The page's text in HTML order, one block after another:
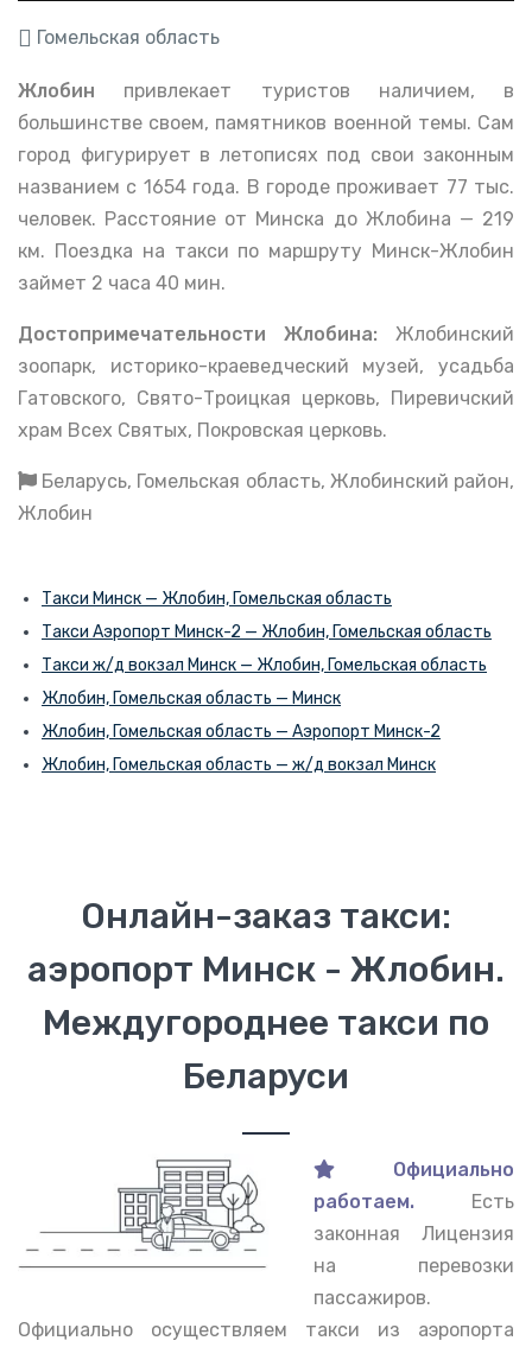
Гомельская область
Жлобин привлекает туристов наличием, в
большинстве своем, памятников военной темы. Сам
город фигурирует в летописях под свои законным
названием с 1654 года. В городе проживает 77 тыс.
человек. Расстояние от Минска до Жлобина — 219
км. Поездка на такси по маршруту Минск-Жлобин
займет 2 часа 40 мин.
Достопримечательности Жлобина: Жлобинский
зоопарк, историко-краеведческий музей, усадьба
Гатовского, Свято-Троицкая церковь, Пиревичский
храм Всех Святых, Покровская церковь.
Беларусь, Гомельская область, Жлобинский район,
Жлобин
Такси Минск — Жлобин, Гомельская область
Такси Аэропорт Минск-2 — Жлобин, Гомельская область
Такси ж/д вокзал Минск — Жлобин, Гомельская область
Жлобин, Гомельская область — Минск
Жлобин, Гомельская область — Аэропорт Минск-2
Жлобин, Гомельская область — ж/д вокзал Минск
Онлайн-заказ такси:
аэропорт Минск - Жлобин.
Междугороднее такси по
Беларуси
Официально
работаем.
Есть
законная Лицензия
на перевозки
пассажиров.
Официально осуществляем такси из аэропорта